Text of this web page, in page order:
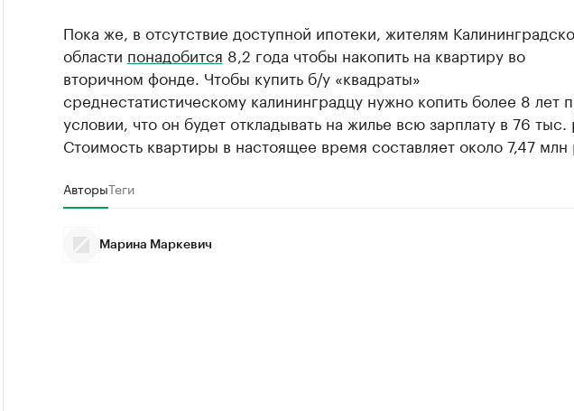
Пока же, в отсутствие доступной ипотеки, жителям
области понадобится 8,2 года чтобы накопить на квартиру во
вторичном фонде. Чтобы купить б/у «квадраты»
среднестатистическому калининградцу нужно копить более 8 лет
условии, что он будет откладывать на жилье всю зарплату в 76 тыс.
Стоимость квартиры в настоящее время составляет около 7,47 млн
АвторыТеги
Марина Маркевич